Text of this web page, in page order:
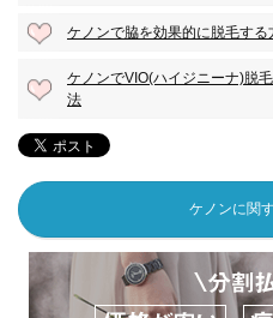
ケノンで脇を効果的に脱毛す
ケノンでVIO(ハイジニーナ)脱
法
ケノンに関